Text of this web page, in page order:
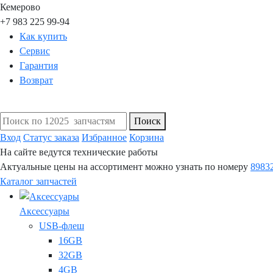
Кемерово
+7 983 225 99-94
Как купить
Сервис
Гарантия
Возврат
Поиск
Вход Статус заказа Избранное Корзина
На сайте ведутся технические работы
Актуальные цены на ассортимент можно узнать по номеру
Каталог запчастей
Аксессуары
USB-флеш
16GB
32GB
4GB